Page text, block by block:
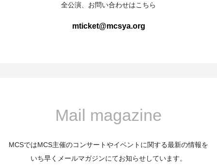
全公演、お問い合わせはこちら
mticket@mcsya.org
Mail magazine
MCSではMCS主催のコンサートやイベントに関する最新の情報を
いち早くメールマガジンにてお知らせしています。